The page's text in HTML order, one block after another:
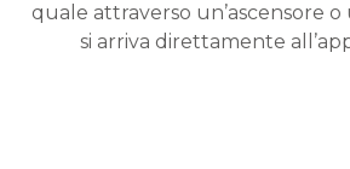
quale attraverso un’ascensore
si arriva direttamente